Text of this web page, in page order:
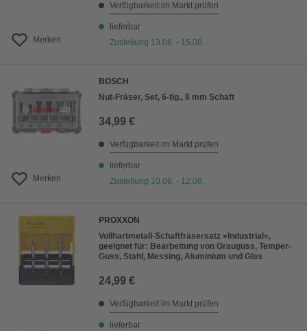
Merken
Verfügbarkeit im Markt prüfen
lieferbar
Zustellung 13.08. - 15.08.
Merken
BOSCH
Nut-Fräser, Set, 6-tlg., 8 mm Schaft
34,99 €
Verfügbarkeit im Markt prüfen
lieferbar
Zustellung 10.08. - 12.08.
PROXXON
Vollhartmetall-Schaftfräsersatz »Industrial«,
geeignet für: Bearbeitung von Grauguss, Temper-
Guss, Stahl, Messing, Aluminium und Glas
24,99 €
Verfügbarkeit im Markt prüfen
lieferbar